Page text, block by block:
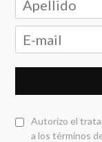
Autorizo el
a los términos